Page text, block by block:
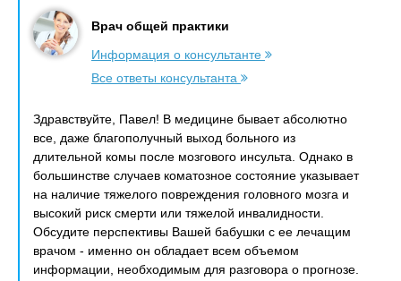
Врач общей практики
Информация о консультанте
Все ответы консультанта
Здравствуйте, Павел! В медицине бывает абсолютно
все, даже благополучный выход больного из
длительной комы после мозгового инсульта. Однако в
большинстве случаев коматозное состояние указывает
на наличие тяжелого повреждения головного мозга и
высокий риск смерти или тяжелой инвалидности.
Обсудите перспективы Вашей бабушки с ее лечащим
врачом - именно он обладает всем объемом
информации, необходимым для разговора о прогнозе.